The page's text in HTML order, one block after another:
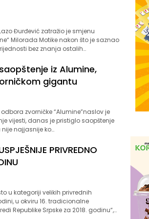
Đurđević zatražio je smjenu
Milorada Motike nakon što je saznao
bez znanja ostalih…
iz Alumine,
gigantu
zvorničke “Alumine”naslov je
vijesti, danas je pristiglo saopštenje
najjasnije ko…
PRIVREDNO
u kategoriji velikih privrednih
u okviru 16. tradicionalne
Republike Srpske za 2018. godinu“,…